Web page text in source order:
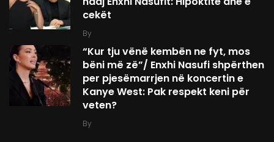
cekët
By
“Kur tju vënë kembën ne fyt, mos
bëni më zë”/ Enxhi Nasufi shpërthen
per pjesëmarrjen në koncertin e
Kanye West: Pak respekt keni për
veten?
By